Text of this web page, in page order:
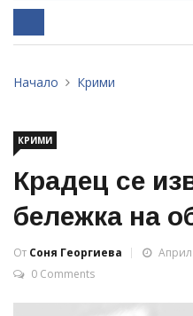
Начало Крими
КРИМИ
Крадец се
бележка на
От Соня Георгиева
Април
0 Comments